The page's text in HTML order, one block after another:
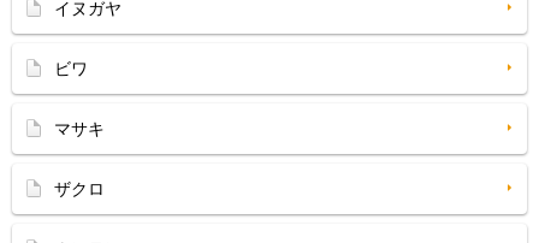
イヌガヤ
ビワ
マサキ
ザクロ